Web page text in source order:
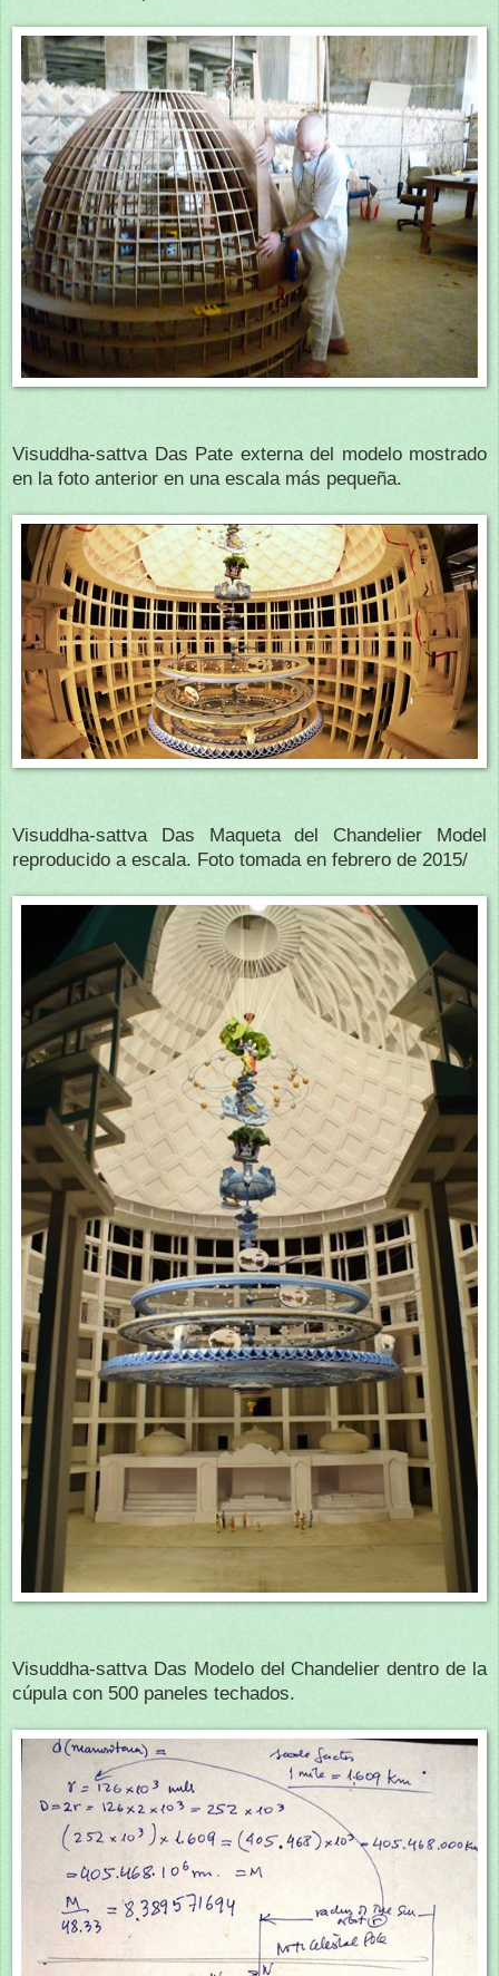
Visuddha-sattva Das Pate externa del modelo mostrado
en la foto anterior en una escala más pequeña.
Visuddha-sattva Das Maqueta del Chandelier Model
reproducido a escala. Foto tomada en febrero de 2015/
Visuddha-sattva Das Modelo del Chandelier dentro de la
cúpula con 500 paneles techados.